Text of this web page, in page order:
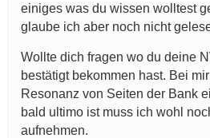
einiges was du wissen wolltest
glaube ich aber noch nicht
Wollte dich fragen wo du deine
bestätigt bekommen hast. Bei
Resonanz von Seiten der Bank
bald ultimo ist muss ich wohl
aufnehmen.